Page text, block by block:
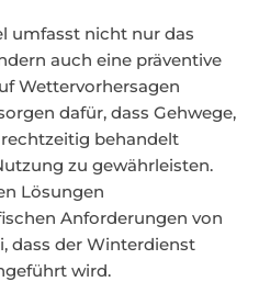
umfasst nicht nur das
auch eine präventive
Wettervorhersagen
dafür, dass Gehwege,
behandelt
zu gewährleisten.
Lösungen
Anforderungen von
dass der Winterdienst
wird.